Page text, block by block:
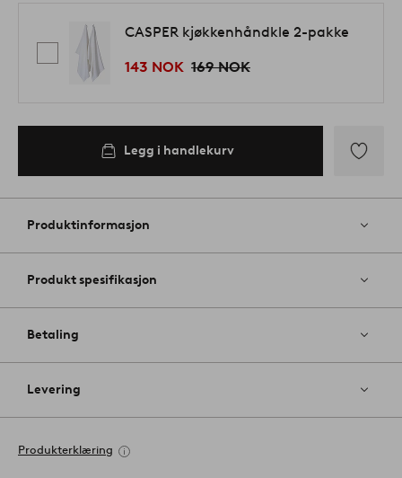
CASPER kjøkkenhåndkle 2-pakke
143 NOK 169 NOK
Legg i handlekurv
til
Produktinformasjon
Produkt spesifikasjon
Betaling
Levering
Produkterklæring